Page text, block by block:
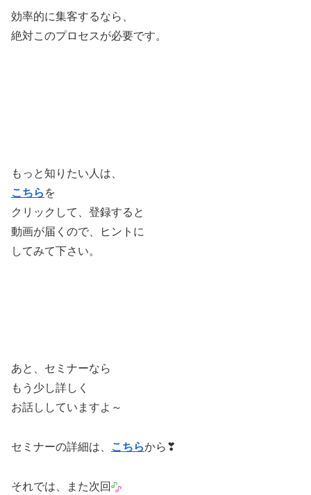
効率的に集客するなら、
絶対このプロセスが必要です。
もっと知りたい人は、
こちら を
クリックして、登録すると
動画が届くので、ヒントに
してみて下さい。
あと、セミナーなら
もう少し詳しく
お話ししていますよ～
セミナーの詳細は、 こちらから❣
それでは、また次回